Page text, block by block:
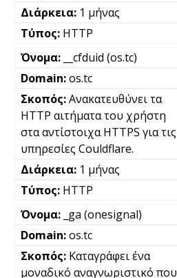
1 μήνας
HTTP
__cfduid (os.tc)
os.tc
Ανακατευθύνει τα
HTTP αιτήματα του χρήστη
στα αντίστοιχα HTTPS για τις
υπηρεσίες Couldflare.
1 μήνας
HTTP
_ga (onesignal)
os.tc
Καταγράφει ένα
μοναδικό αναγνωριστικό που